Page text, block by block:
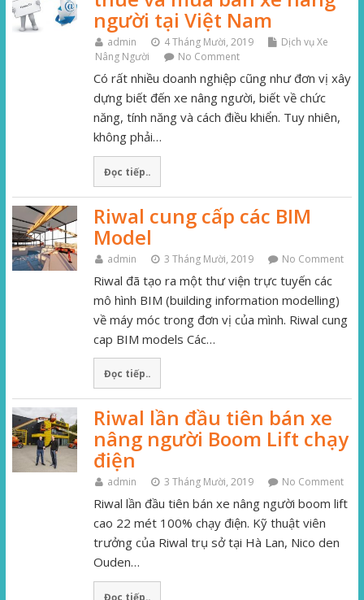
người tại Việt Nam
admin 4 Tháng Mười, 2019
Dịch vụ Xe
Nâng Người
No Comment
Có rất nhiều doanh nghiệp cũng như đơn vị xây
dựng biết đến xe nâng người, biết về chức
năng, tính năng và cách điều khiển. Tuy nhiên,
không phải…
Đọc tiếp..
Riwal cung cấp các BIM
Model
admin 3 Tháng Mười, 2019 No Comment
Riwal đã tạo ra một thư viện trực tuyến các
mô hình BIM (building information modelling)
về máy móc trong đơn vị của mình. Riwal cung
cap BIM models Các…
Đọc tiếp..
Riwal lần đầu tiên bán xe
nâng người Boom Lift chạy
điện
admin 3 Tháng Mười, 2019 No Comment
Riwal lần đầu tiên bán xe nâng người boom lift
cao 22 mét 100% chạy điện. Kỹ thuật viên
trưởng của Riwal trụ sở tại Hà Lan, Nico den
Ouden…
Đọc tiếp..